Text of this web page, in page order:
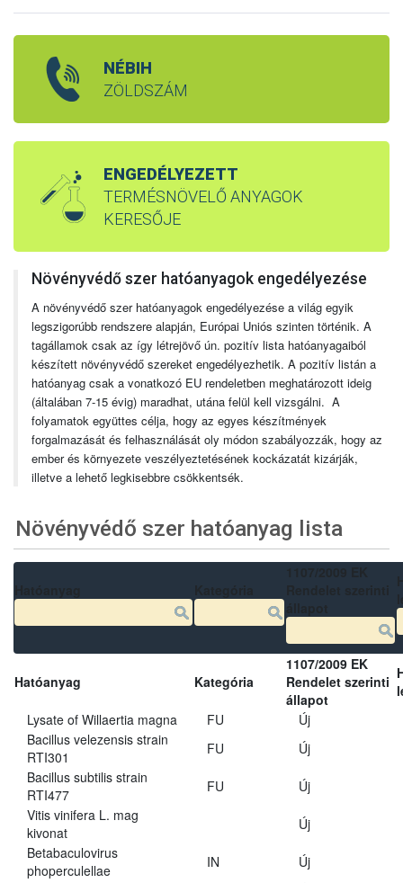
NÉBIH
ZÖLDSZÁM
ENGEDÉLYEZETT
TERMÉSNÖVELŐ ANYAGOK
KERESŐJE
Növényvédő szer hatóanyagok engedélyezése
A növényvédő szer hatóanyagok engedélyezése a világ egyik
legszigorúbb rendszere alapján, Európai Uniós szinten történik. A
tagállamok csak az így létrejövő ún. pozitív lista hatóanyagaiból
készített növényvédő szereket engedélyezhetik. A pozitív listán a
hatóanyag csak a vonatkozó EU rendeletben meghatározott ideig
(általában 7-15 évig) maradhat, utána felül kell vizsgálni. A
folyamatok együttes célja, hogy az egyes készítmények
forgalmazását és felhasználását oly módon szabályozzák, hogy az
ember és környezete veszélyeztetésének kockázatát kizárják,
illetve a lehető legkisebbre csökkentsék.
Növényvédő szer hatóanyag lista
Hatóanyag Kategória
1107/2009 EK
Rendelet szerinti
állapot
Lysate of Willaertia magna
FU
Új
Bacillus velezensis strain
RTI301
FU
Új
Bacillus subtilis strain
RTI477
FU
Új
Vitis vinifera L. mag
kivonat
Új
Betabaculovirus
phoperculellae
IN
Új